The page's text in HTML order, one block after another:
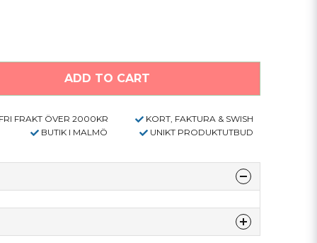
ADD TO CART
FRI FRAKT ÖVER 2000KR
KORT, FAKTURA & SWISH
BUTIK I MALMÖ UNIKT PRODUKTUTBUD